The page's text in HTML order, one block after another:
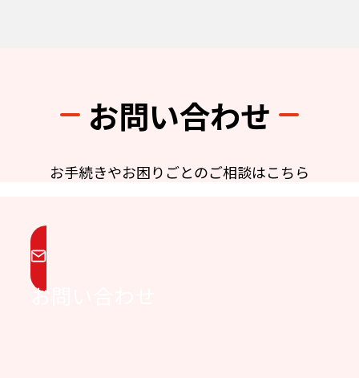
お問い合わせ
お手続きやお困りごとのご相談はこちら
お問い合わせ